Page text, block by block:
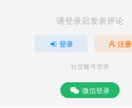
请登录后发表评论
登录 注册
社交账号登录
微信登录